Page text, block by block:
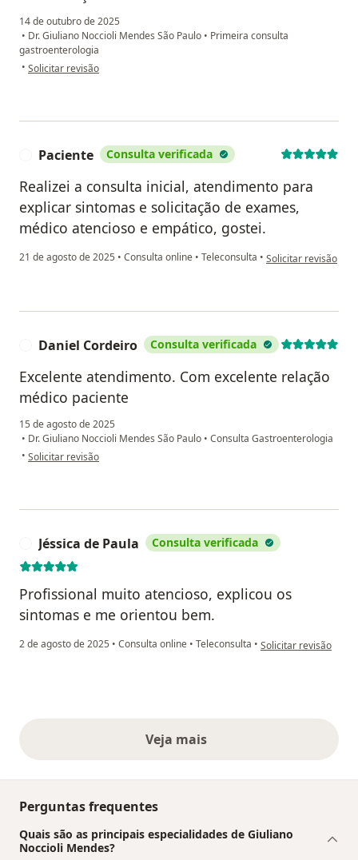
14 de outubro de 2025
• Dr. Giuliano Noccioli Mendes São Paulo • Primeira consulta
gastroenterologia
• na opinião do utilizador M.A.
Solicitar revisão
Paciente Consulta verificada
Realizei a consulta inicial, atendimento para
explicar sintomas e solicitação de exames,
médico atencioso e empático, gostei.
21 de agosto de 2025 • Consulta online • Teleconsulta • na opinião do
Solicitar revisão
Daniel Cordeiro Consulta verificada
Excelente atendimento. Com excelente relação
médico paciente
15 de agosto de 2025
• Dr. Giuliano Noccioli Mendes São Paulo • Consulta Gastroenterologia
• na opinião do utilizador Daniel Cordeiro
Solicitar revisão
Jéssica de Paula Consulta verificada
Profissional muito atencioso, explicou os
sintomas e me orientou bem.
2 de agosto de 2025 • Consulta online • Teleconsulta • na opinião do
Solicitar revisão
Veja maisopiniões acima
Perguntas frequentes
Quais são as principais especialidades de Giuliano
Noccioli Mendes?